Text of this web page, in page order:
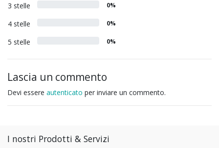
3 stelle 0%
4 stelle 0%
5 stelle 0%
Lascia un commento
Devi essere autenticato per inviare un commento.
I nostri Prodotti & Servizi